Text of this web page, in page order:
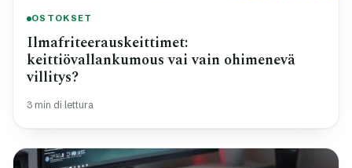
OSTOKSET
Ilmafriteerauskeittimet:
keittiövallankumous vai vain ohimenevä
villitys?
3 min di lettura